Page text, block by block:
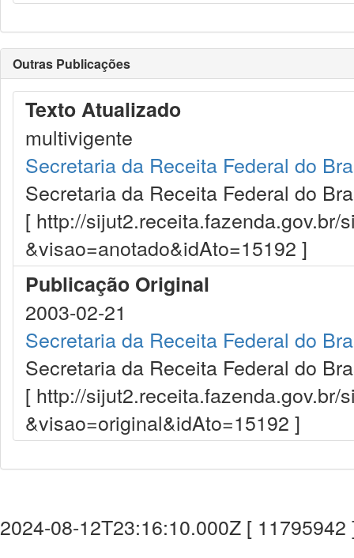
Outras Publicações
Texto Atualizado
multivigente
Secretaria da Receita Federal do
Secretaria da Receita Federal do
[ http://sijut2.receita.fazenda.gov.br/
&visao=anotado&idAto=15192 ]
Publicação Original
2003-02-21
Secretaria da Receita Federal do
Secretaria da Receita Federal do
[ http://sijut2.receita.fazenda.gov.br/
&visao=original&idAto=15192 ]
2024-08-12T23:16:10.000Z [ 11795942